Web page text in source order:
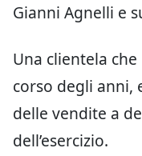
Gianni Agnelli e
Una clientela
corso degli anni,
delle vendite a
dell’esercizio.